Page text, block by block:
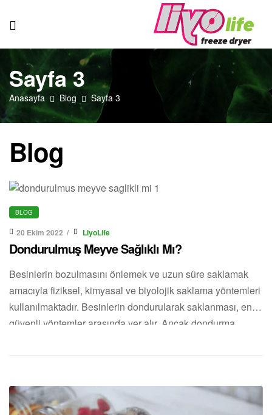
Liyolife
Sayfa 3
Anasayfa Blog Sayfa 3
Blog
BLOG
20 Ekim 2022 LiyoLife
Dondurulmuş Meyve Sağlıklı Mı?
Besinlerin bozulmasını önlemek ve uzun süre saklamak
amacıyla fiziksel, kimyasal ve biyolojik saklama yöntemleri
kullanılmaktadır. Besinlerin dondurularak saklanması, en
güvenli yöntemler arasında yer alır. Ancak dondurma
olduğuna ve özelliklerine bağlıdır. Peki gıdalar arasında
için meyveleri dondurma yöntemini ve etkilerini ele […]